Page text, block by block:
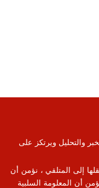
والتحليل ويرتكز على
إلى المتلقي ، نؤمن أن
أن المعلومة السلبية